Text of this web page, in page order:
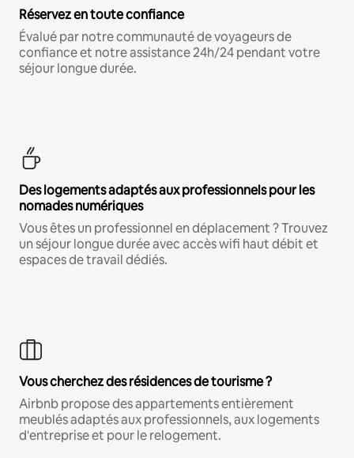
Réservez en toute confiance
Évalué par notre communauté de voyageurs de
confiance et notre assistance 24h/24 pendant votre
séjour longue durée.
Des logements adaptés aux professionnels pour les
nomades numériques
Vous êtes un professionnel en déplacement ? Trouvez
un séjour longue durée avec accès wifi haut débit et
espaces de travail dédiés.
Vous cherchez des résidences de tourisme ?
Airbnb propose des appartements entièrement
meublés adaptés aux professionnels, aux logements
d'entreprise et pour le relogement.